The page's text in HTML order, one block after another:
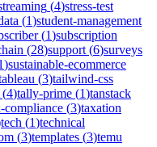
(4)stress-test
(1)student-management
(1)subscription
(28)support (6)surveys
)sustainable-ecommerce
(3)tailwind-css
(4)tally-prime (1)tanstack
compliance (3)taxation
tech (1)technical
(3)templates (3)temu